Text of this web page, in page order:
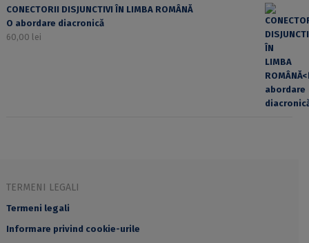
CONECTORII DISJUNCTIVI ÎN LIMBA ROMÂNĂ
O abordare diacronică
60,00 lei
TERMENI LEGALI
Termeni legali
Informare privind cookie-urile